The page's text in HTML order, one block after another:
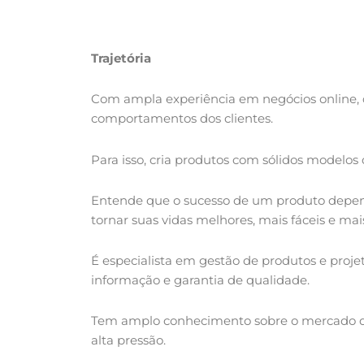
Trajetória
Com ampla experiência em negócios
comportamentos dos clientes.
Para isso, cria produtos com sólidos
Entende que o sucesso de um produto
tornar suas vidas melhores, mais fáceis e
É especialista em gestão de produtos e
informação e garantia de qualidade.
Tem amplo conhecimento sobre o mercado
alta pressão.